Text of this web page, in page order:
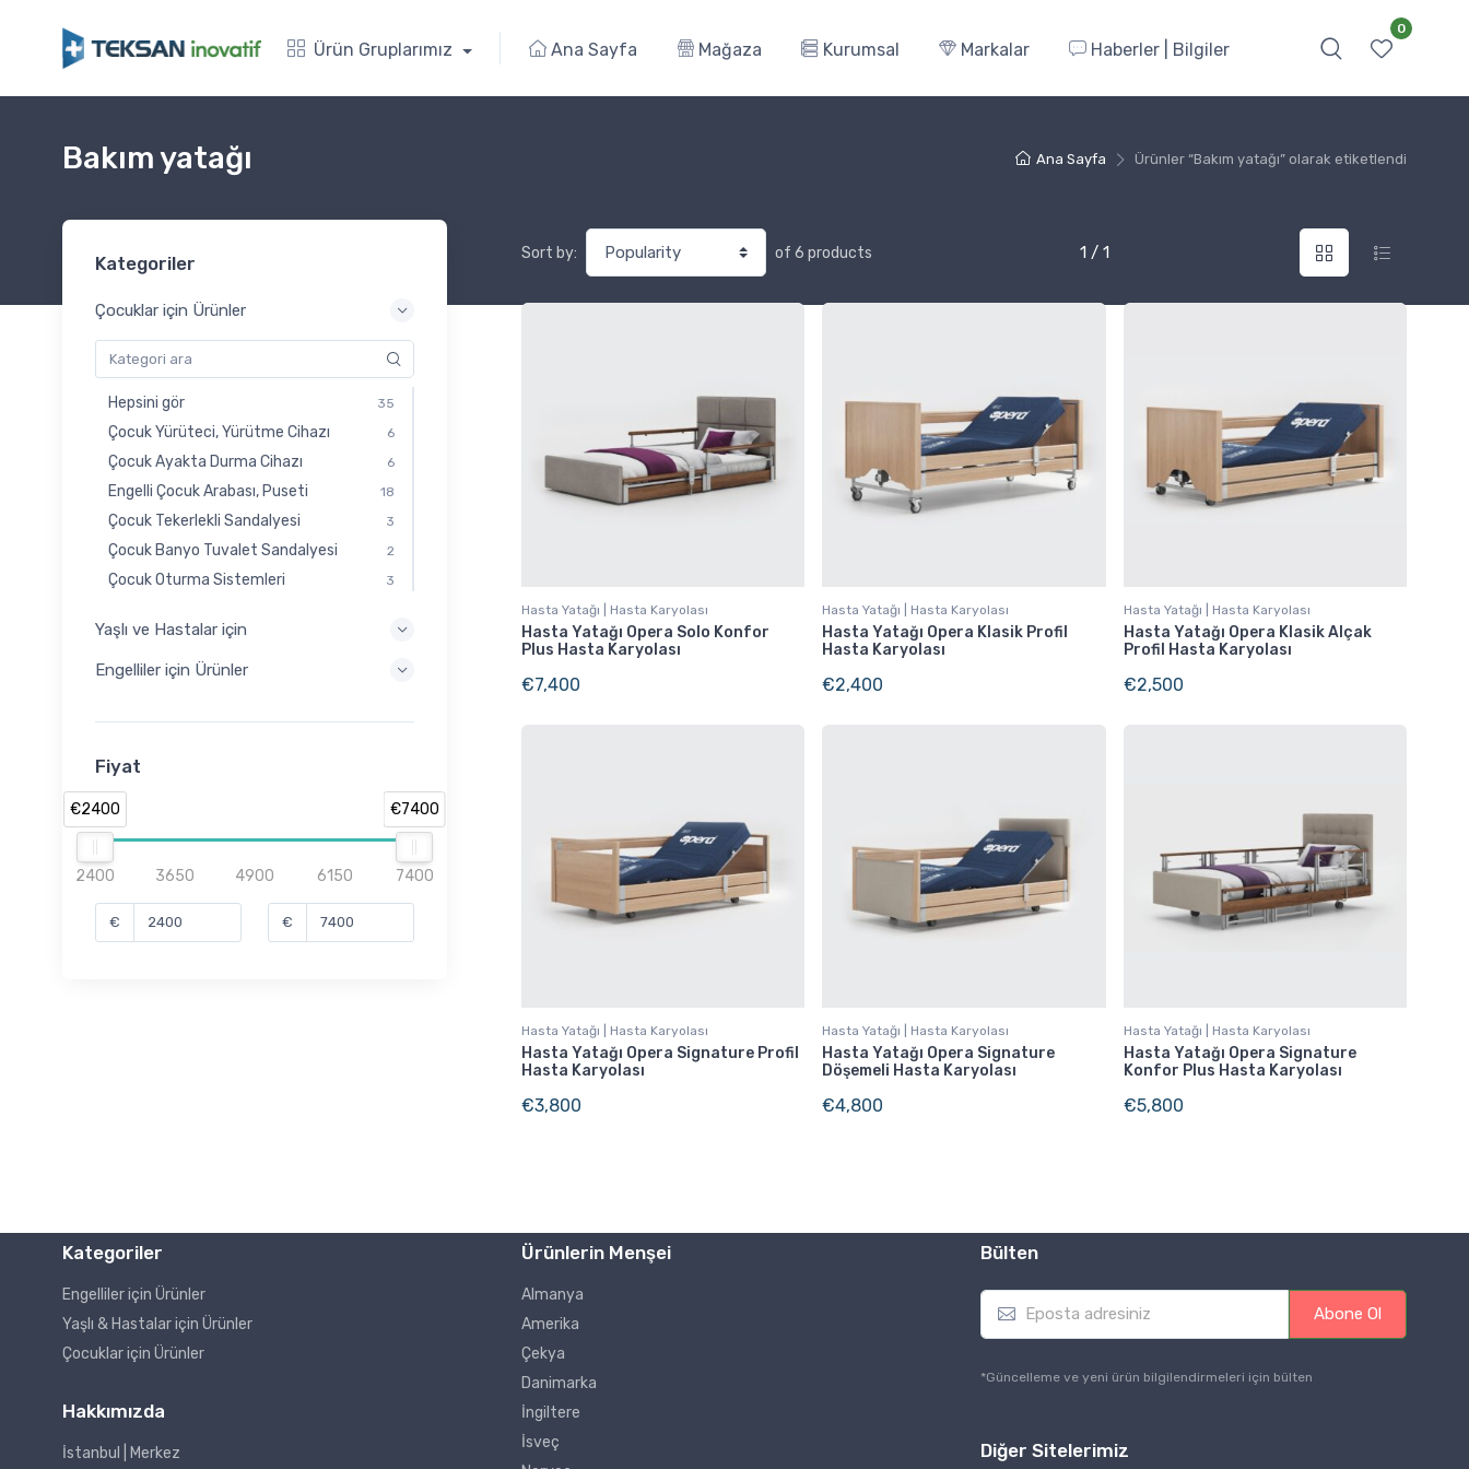
0
Ürün Gruplarımız Ana Sayfa Mağaza Kurumsal Markalar Haberler | Bilgiler
Ana Sayfa Ürünler “Bakım yatağı” olarak etiketlendi
Bakım yatağı
Sort by: of 6 products 1 / 1
Hasta Yatağı | Hasta Karyolası
Hasta Yatağı Opera Solo Konfor
Plus Hasta Karyolası
€7,400
Hasta Yatağı | Hasta Karyolası
Hasta Yatağı Opera Klasik Profil
Hasta Karyolası
€2,400
Hasta Yatağı | Hasta Karyolası
Hasta Yatağı Opera Klasik Alçak
Profil Hasta Karyolası
€2,500
Hasta Yatağı | Hasta Karyolası
Hasta Yatağı Opera Signature Profil
Hasta Karyolası
€3,800
Hasta Yatağı | Hasta Karyolası
Hasta Yatağı Opera Signature
Döşemeli Hasta Karyolası
€4,800
Hasta Yatağı | Hasta Karyolası
Hasta Yatağı Opera Signature
Konfor Plus Hasta Karyolası
€5,800
Kategoriler
Çocuklar için Ürünler
Hepsini gör 35
Çocuk Yürüteci, Yürütme Cihazı 6
Çocuk Ayakta Durma Cihazı 6
Engelli Çocuk Arabası, Puseti 18
Çocuk Tekerlekli Sandalyesi 3
Çocuk Banyo Tuvalet Sandalyesi 2
Çocuk Oturma Sistemleri 3
Yaşlı ve Hastalar için
Engelliler için Ürünler
Fiyat
€2400 €7400
2400 3650 4900 6150 7400
€ €
Kategoriler
Engelliler için Ürünler
Yaşlı & Hastalar için Ürünler
Çocuklar için Ürünler
Hakkımızda
İstanbul | Merkez
Ürünlerin Menşei
Almanya
Amerika
Çekya
Danimarka
İngiltere
İsveç
Bülten
E
a
l
Abone Ol
*Güncelleme ve yeni ürün bilgilendirmeleri için bülten
Diğer Sitelerimiz